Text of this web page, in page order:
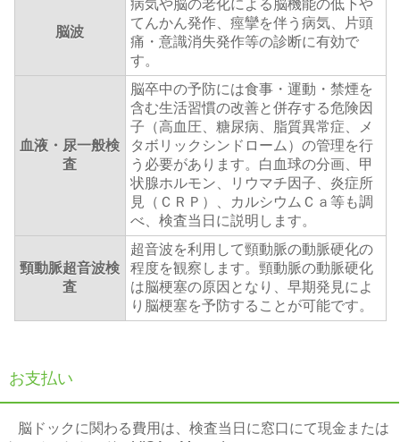
脳波
病気や脳の老化による脳機能の低下や
てんかん発作、痙攣を伴う病気、片頭
痛・意識消失発作等の診断に有効で
す。
血液・尿一般検
査
脳卒中の予防には食事・運動・禁煙を
含む生活習慣の改善と併存する危険因
子（高血圧、糖尿病、脂質異常症、メ
タボリックシンドローム）の管理を行
う必要があります。白血球の分画、甲
状腺ホルモン、リウマチ因子、炎症所
見（ＣＲＰ）、カルシウムＣａ等も調
べ、検査当日に説明します。
頸動脈超音波検
査
超音波を利用して頸動脈の動脈硬化の
程度を観察します。頸動脈の動脈硬化
は脳梗塞の原因となり、早期発見によ
り脳梗塞を予防することが可能です。
お支払い
脳ドックに関わる費用は、検査当日に窓口にて現金または